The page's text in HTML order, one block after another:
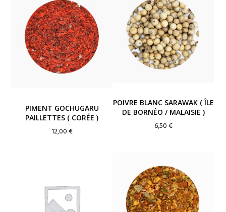
à
12,00 €
PIMENT GOCHUGARU
PAILLETTES ( CORÉE )
12,00€
POIVRE BLANC SARAWAK ( ÎLE
DE BORNÉO / MALAISIE )
6,50€